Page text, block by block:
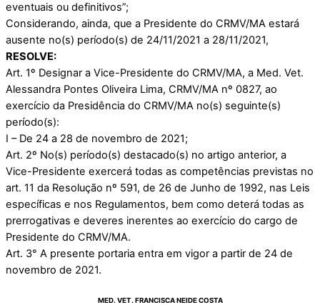
eventuais ou definitivos”;
Considerando, ainda, que a Presidente do CRMV/MA estará
ausente no(s) período(s) de 24/11/2021 a 28/11/2021,
RESOLVE:
Art. 1º Designar a Vice-Presidente do CRMV/MA, a Med. Vet.
Alessandra Pontes Oliveira Lima, CRMV/MA nº 0827, ao
exercício da Presidência do CRMV/MA no(s) seguinte(s)
período(s):
I – De 24 a 28 de novembro de 2021;
Art. 2º No(s) período(s) destacado(s) no artigo anterior, a
Vice-Presidente exercerá todas as competências previstas no
art. 11 da Resolução nº 591, de 26 de Junho de 1992, nas Leis
específicas e nos Regulamentos, bem como deterá todas as
prerrogativas e deveres inerentes ao exercício do cargo de
Presidente do CRMV/MA.
Art. 3° A presente portaria entra em vigor a partir de 24 de
novembro de 2021.
MED. VET. FRANCISCA NEIDE COSTA